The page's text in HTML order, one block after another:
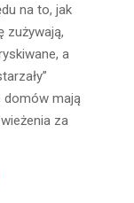
na to, jak
zużywają,
a
domów mają
za